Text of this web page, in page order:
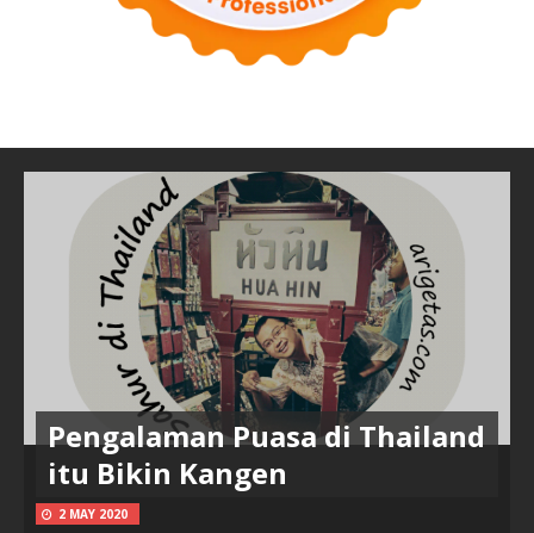
Pengalaman Puasa di Thailand
itu Bikin Kangen
2 MAY 2020